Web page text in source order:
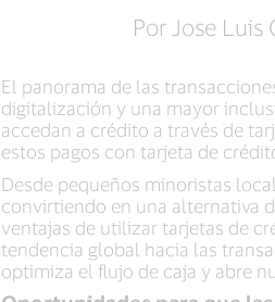
Por Jose
El panorama de las
digitalización y una mayor
accedan a crédito a través de
estos pagos con tarjeta de
Desde pequeños minoristas
convirtiendo en una alternativa
ventajas de utilizar tarjetas de
tendencia global hacia las
optimiza el flujo de caja y abre